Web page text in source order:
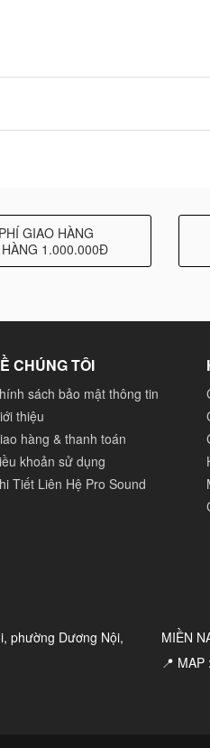
excursion Neodymium driver
(17.2” x 20.9” x 27.7”)
& textured black or white
TDcontroller: up to 2 x
DTDAMP4x1.3 Power
GIAO HÀNG
1.000.000Đ
CHÚNG TÔI
sách bảo mật thông tin
thiệu
hàng & thanh toán
khoản sử dụng
Tiết Liên Hệ Pro Sound
phường Dương Nội,
MIỀN
📍 MAP :